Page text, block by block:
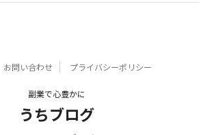
お問い合わせ プライバシーポリシー
副業で心豊かに
うちブログ